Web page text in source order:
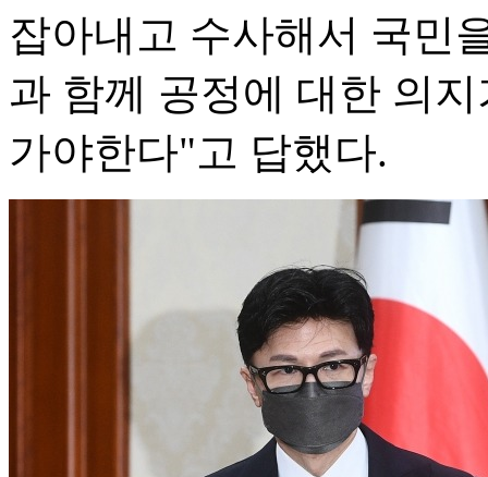
잡아내고 수사해서 국민
과 함께 공정에 대한 의
가야한다"고 답했다.